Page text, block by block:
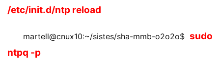
/etc/init.d/ntp reload
martell@cnux10:~/sistes/sha-mmb-o2o2o$ sudo
ntpq -p